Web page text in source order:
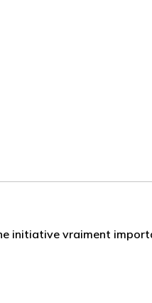
initiative vraiment